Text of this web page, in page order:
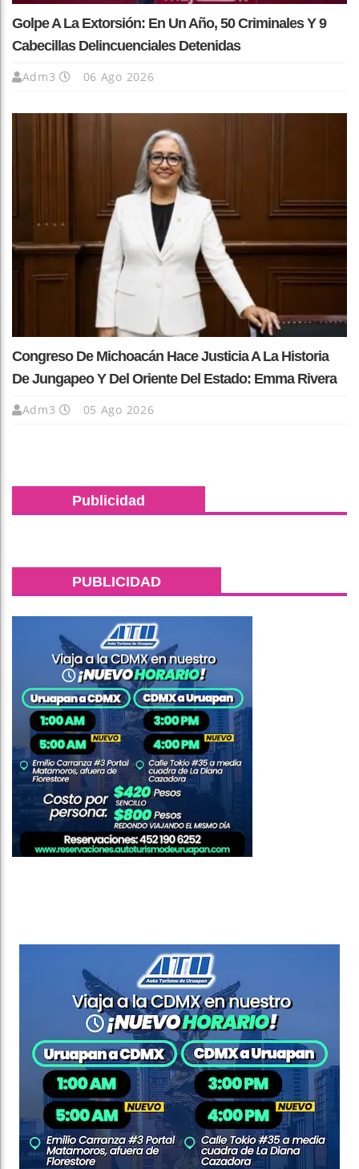
Golpe A La Extorsión: En Un Año, 50 Criminales Y 9
Cabecillas Delincuenciales Detenidas
Adm3 06 Ago 2026
Congreso De Michoacán Hace Justicia A La Historia
De Jungapeo Y Del Oriente Del Estado: Emma Rivera
Adm3 05 Ago 2026
Publicidad
PUBLICIDAD